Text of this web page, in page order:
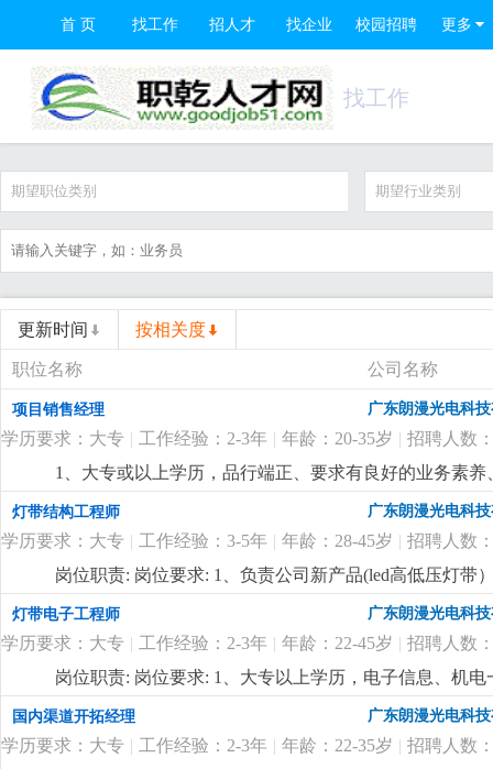
首 页 找工作 招人才 找企业 校园招聘 更多
找工作
期望职位类别 期望行业类别
更新时间 按相关度
职位名称 公司名称
项目销售经理 广东朗漫光电科
学历要求：大专 | 工作经验：2-3年 | 年龄：20-35岁 | 招聘人数
1、大专或以上学历，品行端正、要求有良好的业务素
明行业有做过工程项目销售或渠道拓展一年以上工作经
表达能力，能听从安排适应出差。4、优秀应届毕业生
合的有识之士加入。 更详细
灯带结构工程师 广东朗漫光电科
学历要求：大专 | 工作经验：3-5年 | 年龄：28-45岁 | 招聘人数
岗位职责: 岗位要求: 1、负责公司新产品(led高低压灯
产工艺（焊接、注塑成型）问题；3、负责技术资料的
以上led灯带产品研发工作经验，对led灯带产品有丰富
悉线路板原理，灯带内部结构、安装出线结构方式及相
力，能承受较大的工作压力；6、有在led高低压灯带或
坚持长期主义的企业，欢迎志同道合的有识之士加入更
灯带电子工程师 广东朗漫光电科
学历要求：大专 | 工作经验：2-3年 | 年龄：22-45岁 | 招聘人数
岗位职责: 岗位要求: 1、大专以上学历，电子信息、机
先；3、精通开发设计软件protel99se；熟悉线路板原理
的沟通协调能力，能承受一定的工作压力。更详细...
国内渠道开拓经理 广东朗漫光电科
学历要求：大专 | 工作经验：2-3年 | 年龄：22-35岁 | 招聘人数